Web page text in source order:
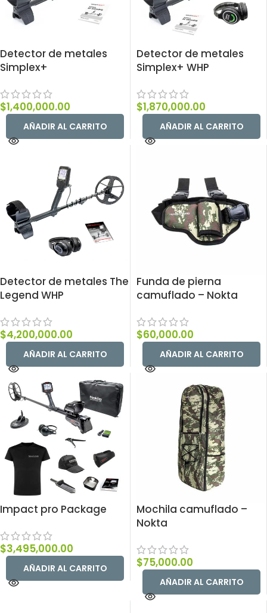
Detector de metales
Simplex+
$1,400,000.00
AÑADIR AL CARRITO
Detector de metales
Simplex+ WHP
$1,870,000.00
AÑADIR AL CARRITO
Detector de metales The
Legend WHP
$4,200,000.00
AÑADIR AL CARRITO
Funda de pierna
camuflado – Nokta
$60,000.00
AÑADIR AL CARRITO
Impact pro Package
$3,495,000.00
AÑADIR AL CARRITO
Mochila camuflado –
Nokta
$75,000.00
AÑADIR AL CARRITO